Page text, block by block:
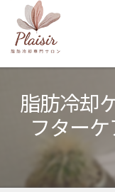
脂肪冷却
フター